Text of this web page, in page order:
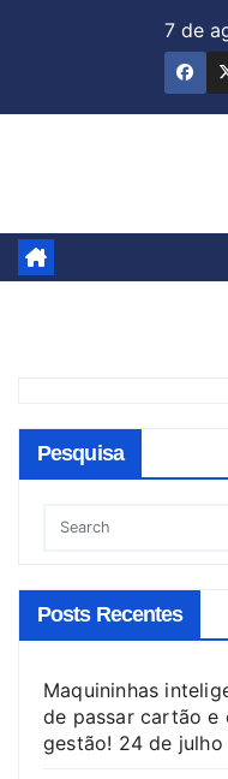
7 de
Pesquisa
Posts Recentes
Maquininhas
de passar cartão e
gestão! 24 de